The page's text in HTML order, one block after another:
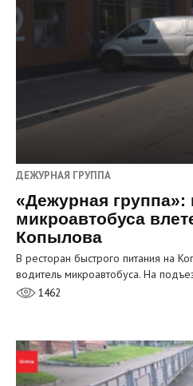
ДЕЖУРНАЯ ГРУППА
«Дежурная группа»:
микроавтобуса
Копылова
В ресторан быстрого питания на
водитель микроавтобуса. На
1462